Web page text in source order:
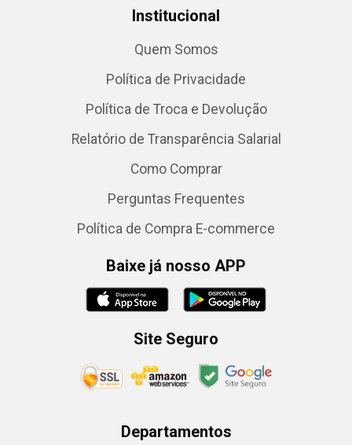
Institucional
Quem Somos
Política de Privacidade
Política de Troca e Devolução
Relatório de Transparência Salarial
Como Comprar
Perguntas Frequentes
Política de Compra E-commerce
Baixe já nosso APP
Site Seguro
Departamentos